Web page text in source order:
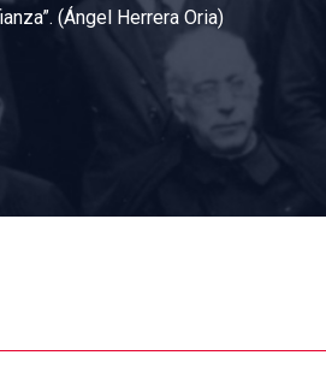
(Ángel Herrera Oria)